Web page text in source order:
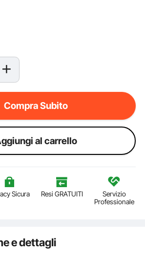
Compra Subito
al carrello
Sicura Resi GRATUITI
Servizio
Professionale
e dettagli